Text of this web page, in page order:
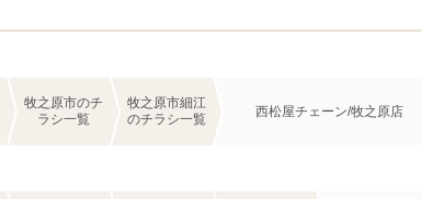
牧之原市のチ
ラシ一覧
牧之原市細江
のチラシ一覧
西松屋チェーン/牧之原店